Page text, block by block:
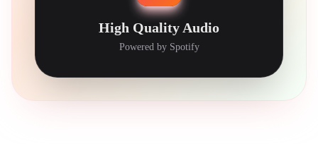
High Quality Audio
Powered by Spotify